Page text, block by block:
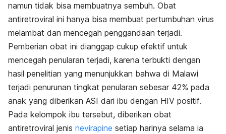
namun tidak bisa membuatnya sembuh. Obat
antiretroviral ini hanya bisa membuat pertumbuhan virus
melambat dan mencegah penggandaan terjadi.
Pemberian obat ini dianggap cukup efektif untuk
mencegah penularan terjadi, karena terbukti dengan
hasil penelitian yang menunjukkan bahwa di Malawi
terjadi penurunan tingkat penularan sebesar 42% pada
anak yang diberikan ASI dari ibu dengan HIV positif.
Pada kelompok ibu tersebut, diberikan obat
antiretroviral jenis nevirapine setiap harinya selama ia